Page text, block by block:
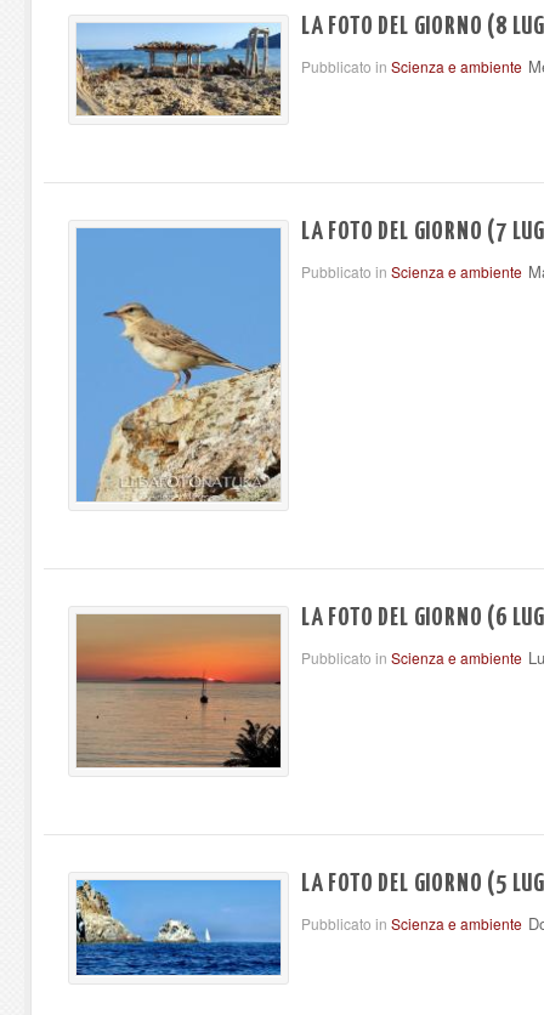
LA FOTO DEL GIORNO (8
Pubblicato in Scienza e ambiente
LA FOTO DEL GIORNO (7
Pubblicato in Scienza e ambiente
LA FOTO DEL GIORNO (6
Pubblicato in Scienza e ambiente
LA FOTO DEL GIORNO (5
Pubblicato in Scienza e ambiente